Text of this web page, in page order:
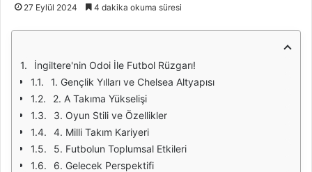
27 Eylül 2024 4 dakika okuma süresi
İngiltere'nin Odoi İle Futbol Rüzgarı!
1. Gençlik Yılları ve Chelsea Altyapısı
2. A Takıma Yükselişi
3. Oyun Stili ve Özellikler
4. Milli Takım Kariyeri
5. Futbolun Toplumsal Etkileri
6. Gelecek Perspektifi